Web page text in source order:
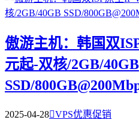
傲游主机：韩国双
元起-双核/2GB/40GB
SSD/
2025-04-28VPS优惠促销